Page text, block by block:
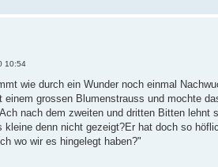
10:54
wie durch ein Wunder noch einmal
einem grossen Blumenstrauss und mochte
nach dem zweiten und dritten Bitten lehnt
kleine denn nicht gezeigt?Er hat doch so
wo wir es hingelegt haben?"